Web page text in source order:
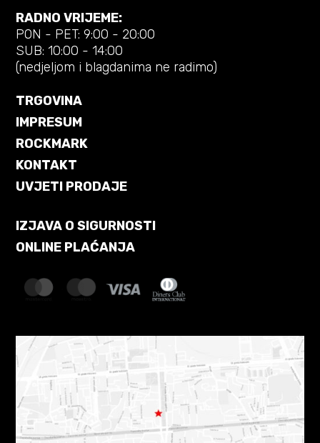
RADNO VRIJEME:
PON - PET: 9:00 - 20:00
SUB: 10:00 - 14:00
(nedjeljom i blagdanima ne radimo)
TRGOVINA
IMPRESUM
ROCKMARK
KONTAKT
UVJETI PRODAJE
IZJAVA O SIGURNOSTI
ONLINE PLAĆANJA